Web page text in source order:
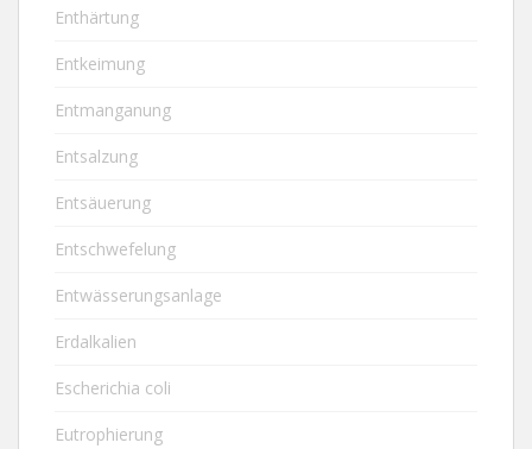
Enthärtung
Entkeimung
Entmanganung
Entsalzung
Entsäuerung
Entschwefelung
Entwässerungsanlage
Erdalkalien
Escherichia coli
Eutrophierung